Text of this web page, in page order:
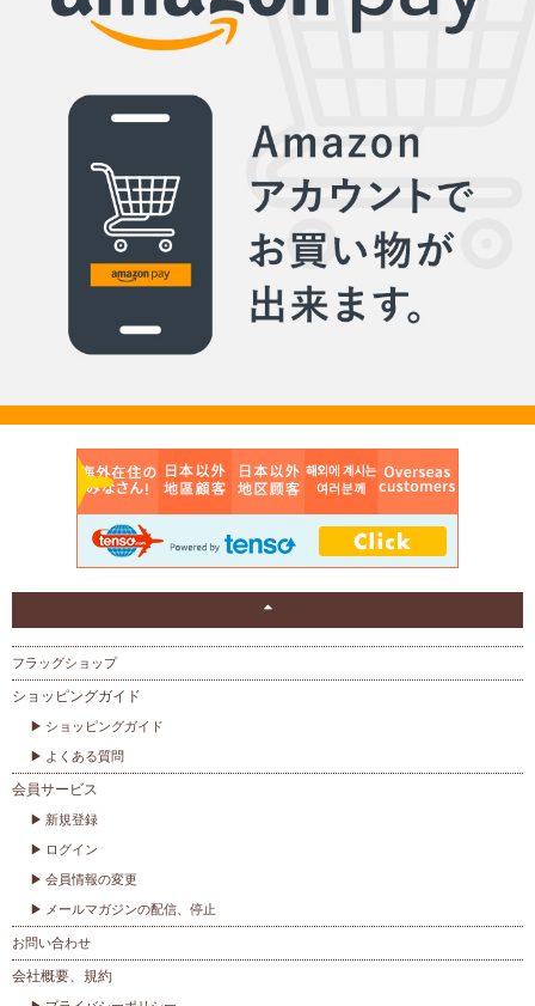
フラッグショップ
ショッピングガイド
ショッピングガイド
よくある質問
会員サービス
新規登録
ログイン
会員情報の変更
メールマガジンの配信、停止
お問い合わせ
会社概要、規約